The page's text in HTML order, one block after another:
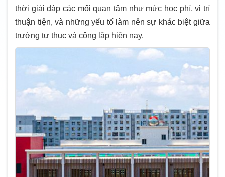
thời giải đáp các mối quan tâm như mức học phí, vị trí
thuận tiện, và những yếu tố làm nên sự khác biệt giữa
trường tư thục và công lập hiện nay.